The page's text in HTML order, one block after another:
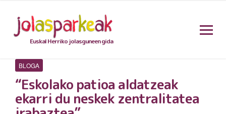
Euskal Herriko jolasguneen gida
BLOGA
“Eskolako patioa aldatzeak
ekarri du neskek zentralitatea